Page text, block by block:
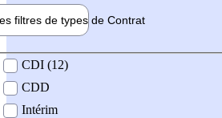
filtres de types de Contrat
contrat
CDI (12)
CDD
Intérim